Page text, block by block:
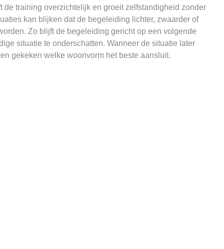
de training overzichtelijk en groeit zelfstandigheid zonder
kan blijken dat de begeleiding lichter, zwaarder of
Zo blijft de begeleiding gericht op een volgende
situatie te onderschatten. Wanneer de situatie later
gekeken welke woonvorm het beste aansluit.